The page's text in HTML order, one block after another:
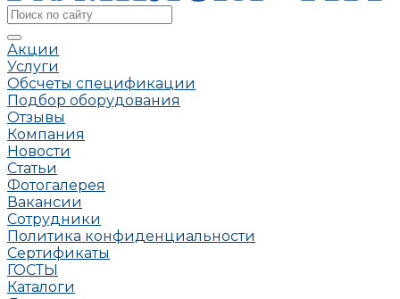
Акции
Услуги
Обсчеты спецификации
Подбор оборудования
Отзывы
Компания
Новости
Статьи
Фотогалерея
Вакансии
Сотрудники
Политика конфиденциальности
Сертификаты
ГОСТЫ
Каталоги